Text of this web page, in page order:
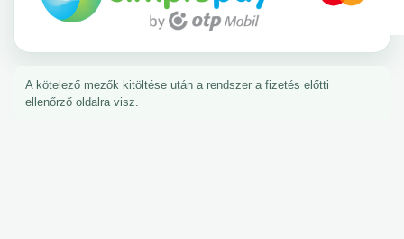
A kötelező mezők kitöltése után a rendszer a fizetés előtti
ellenőrző oldalra visz.